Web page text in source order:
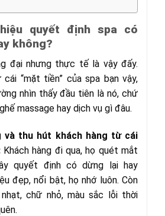
quyết định spa có
không?
đại nhưng thực tế là vậy đấy.
cái “mặt tiền” của spa bạn vậy,
nhìn thấy đầu tiên là nó, chứ
massage hay dịch vụ gì đâu.
và thu hút khách hàng từ cái
Khách hàng đi qua, họ quét mắt
quyết định có dừng lại hay
đẹp, nổi bật, họ nhớ luôn. Còn
chữ nhỏ, màu sắc lỗi thời